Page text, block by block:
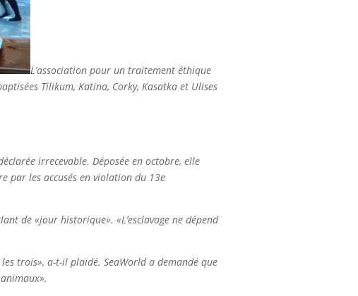
L’association pour un traitement éthique
Tilikum, Katina, Corky, Kasatka et Ulises
irrecevable. Déposée en octobre, elle
par les accusés en violation du 13e
de «jour historique». «L’esclavage ne dépend
trois», a-t-il plaidé. SeaWorld a demandé que